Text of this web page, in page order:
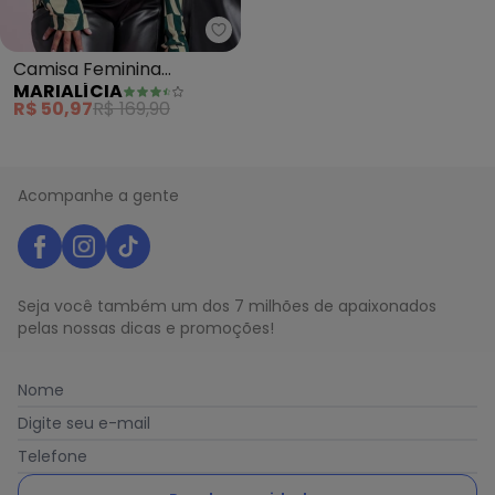
Marialícia - Camisa Feminina
Camisa Feminina
Estampada (Verde)
MARIALÍCIA
R$ 50,97R$ 169,90
Acompanhe a gente
Seja você também um dos 7 milhões de apaixonados
pelas nossas dicas e promoções!
Nome
Digite seu e-mail
Telefone